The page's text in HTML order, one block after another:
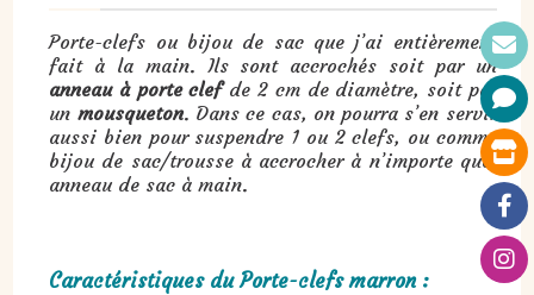
Porte-clefs ou bijou de sac que j’ai entièrement
fait à la main. Ils sont accrochés soit par un
anneau à porte clefde 2 cm de diamètre, soit par
un mousqueton. Dans ce cas, on pourra s’en servir
aussi bien pour suspendre 1 ou 2 clefs, ou comme
bijou de sac/trousse à accrocher à n’importe quel
anneau de sac à main.
Caractéristiques du Porte-clefs marron :